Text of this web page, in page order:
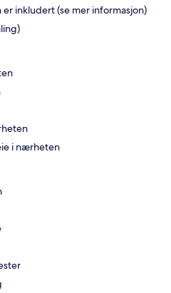
inkludert (se mer informasjon)
i nærheten